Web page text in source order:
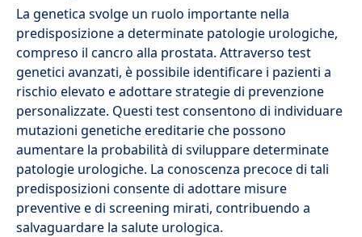
La genetica svolge un ruolo importante nella
predisposizione a determinate patologie urologiche,
compreso il cancro alla prostata. Attraverso test
genetici avanzati, è possibile identificare i pazienti a
rischio elevato e adottare strategie di prevenzione
personalizzate. Questi test consentono di individuare
mutazioni genetiche ereditarie che possono
aumentare la probabilità di sviluppare determinate
patologie urologiche. La conoscenza precoce di tali
predisposizioni consente di adottare misure
preventive e di screening mirati, contribuendo a
salvaguardare la salute urologica.